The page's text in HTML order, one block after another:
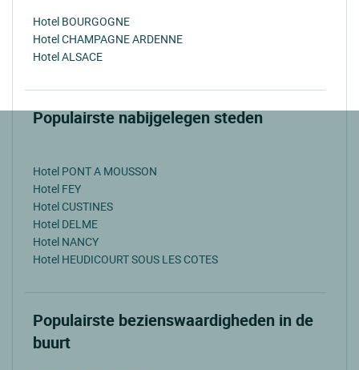
Hotel BOURGOGNE
Hotel CHAMPAGNE ARDENNE
Hotel ALSACE
Populairste nabijgelegen steden
Hotel PONT A MOUSSON
Hotel FEY
Hotel CUSTINES
Hotel DELME
Hotel NANCY
Hotel HEUDICOURT SOUS LES COTES
Populairste bezienswaardigheden in de
buurt